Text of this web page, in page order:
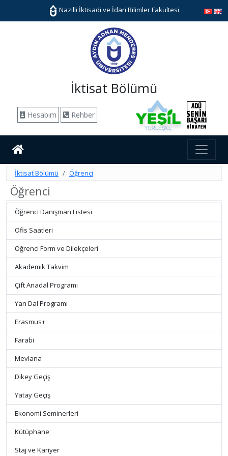
Nazilli İktisadi ve İdari Bilimler Fakültesi
İktisat Bölümü
Hesabım Rehber
İktisat Bölümü Öğrenci
Öğrenci
Öğrenci Danışman Listesi
Ofis Saatleri
Öğrenci Form ve Dilekçeleri
Akademik Takvim
Çift Anadal Programı
Yan Dal Programı
Erasmus+
Farabi
Mevlana
Dikey Geçiş
Yatay Geçiş
Ekonomi Seminerleri
Kütüphane
Staj ve Kariyer